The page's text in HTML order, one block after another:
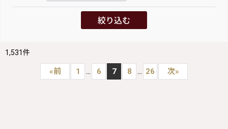
絞り込む
1,531件
«前 1 ... 6 7 8 ... 26 次»